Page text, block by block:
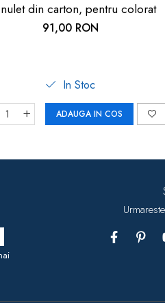
din carton, pentru colorat
91,00 RON
In Stoc
ADAUGA IN COS